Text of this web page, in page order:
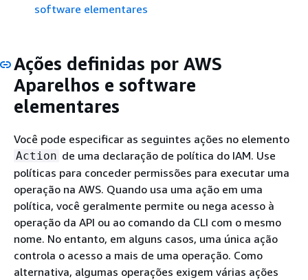
software elementares
Ações definidas por AWS
Aparelhos e software
elementares
Você pode especificar as seguintes ações no elemento
Action de uma declaração de política do IAM. Use
políticas para conceder permissões para executar uma
operação na AWS. Quando usa uma ação em uma
política, você geralmente permite ou nega acesso à
operação da API ou ao comando da CLI com o mesmo
nome. No entanto, em alguns casos, uma única ação
controla o acesso a mais de uma operação. Como
alternativa, algumas operações exigem várias ações